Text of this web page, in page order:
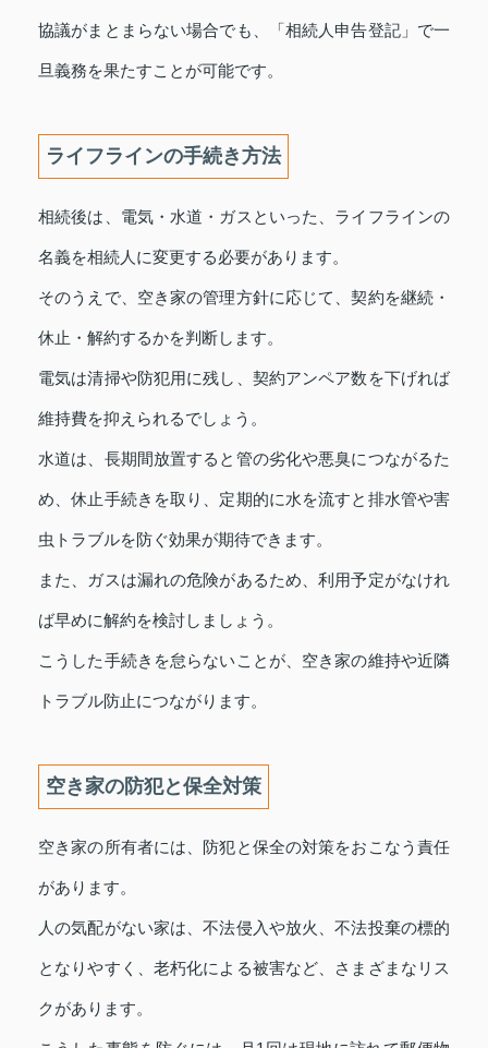
協議がまとまらない場合でも、「相続人申告登記」で一
旦義務を果たすことが可能です。
ライフラインの手続き方法
相続後は、電気・水道・ガスといった、ライフラインの
名義を相続人に変更する必要があります。
そのうえで、空き家の管理方針に応じて、契約を継続・
休止・解約するかを判断します。
電気は清掃や防犯用に残し、契約アンペア数を下げれば
維持費を抑えられるでしょう。
水道は、長期間放置すると管の劣化や悪臭につながるた
め、休止手続きを取り、定期的に水を流すと排水管や害
虫トラブルを防ぐ効果が期待できます。
また、ガスは漏れの危険があるため、利用予定がなけれ
ば早めに解約を検討しましょう。
こうした手続きを怠らないことが、空き家の維持や近隣
トラブル防止につながります。
空き家の防犯と保全対策
空き家の所有者には、防犯と保全の対策をおこなう責任
があります。
人の気配がない家は、不法侵入や放火、不法投棄の標的
となりやすく、老朽化による被害など、さまざまなリス
クがあります。